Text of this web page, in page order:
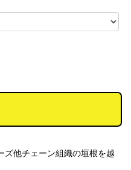
ズ他チェーン組織の垣根を越